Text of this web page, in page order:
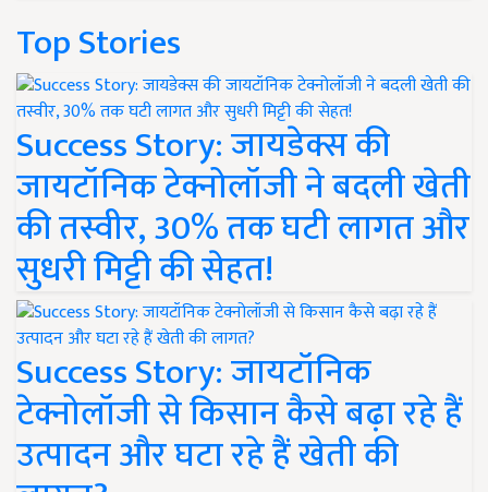
Top Stories
Success Story: जायडेक्स की
जायटॉनिक टेक्नोलॉजी ने बदली खेती
की तस्वीर, 30% तक घटी लागत और
सुधरी मिट्टी की सेहत!
Success Story: जायटॉनिक
टेक्नोलॉजी से किसान कैसे बढ़ा रहे हैं
उत्पादन और घटा रहे हैं खेती की